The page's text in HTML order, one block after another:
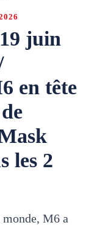
juin
en tête
les 2
M6 a